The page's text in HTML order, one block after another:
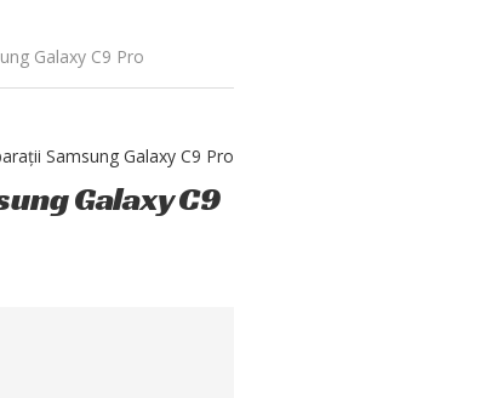
Galaxy C9 Pro
Samsung Galaxy C9 Pro
Galaxy C9